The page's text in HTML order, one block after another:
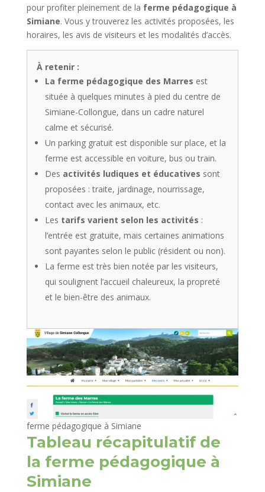
pour profiter pleinement de la ferme pédagogique à
Simiane. Vous y trouverez les activités proposées, les
horaires, les avis de visiteurs et les modalités d’accès.
À retenir :
La ferme pédagogique des Marres est
située à quelques minutes à pied du centre de
Simiane-Collongue, dans un cadre naturel
calme et sécurisé.
Un parking gratuit est disponible sur place, et la
ferme est accessible en voiture, bus ou train.
Des activités ludiques et éducatives sont
proposées : traite, jardinage, nourrissage,
contact avec les animaux, etc.
Les tarifs varient selon les activités :
l’entrée est gratuite, mais certaines animations
sont payantes selon le public (résident ou non).
La ferme est très bien notée par les visiteurs,
qui soulignent l’accueil chaleureux, la propreté
et le bien-être des animaux.
ferme pédagogique à Simiane
Tableau récapitulatif de
la ferme pédagogique à
Simiane